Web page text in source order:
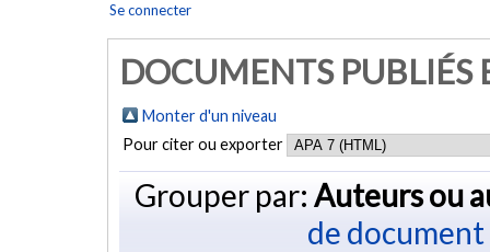
Se connecter
DOCUMENTS PUBLIÉS
Monter d'un niveau
Pour citer ou exporter
Grouper par: Auteurs ou
de document